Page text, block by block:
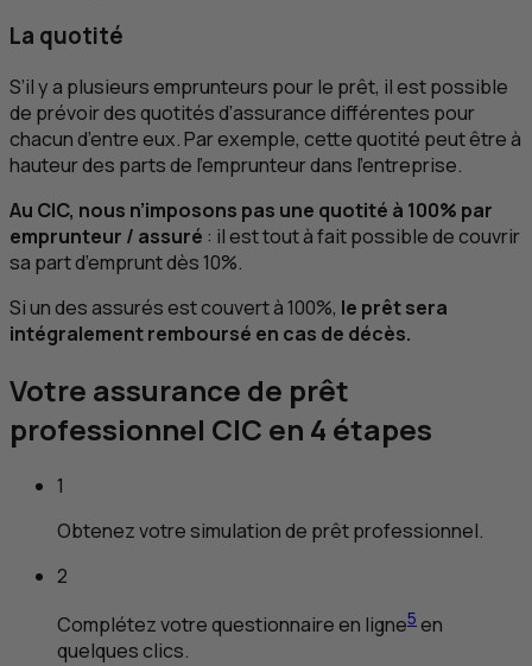
La quotité
S’il y a plusieurs emprunteurs pour le prêt, il est possible
de prévoir des quotités d’assurance différentes pour
chacun d’entre eux. Par exemple, cette quotité peut être à
hauteur des parts de l’emprunteur dans l’entreprise.
Au CIC, nous n’imposons pas une quotité à 100% par
emprunteur / assuré : il est tout à fait possible de couvrir
sa part d’emprunt dès 10%.
Si un des assurés est couvert à 100%, le prêt sera
intégralement remboursé en cas de décès.
Votre assurance de prêt
professionnel CIC en 4 étapes
1
Obtenez votre simulation de prêt professionnel.
2
Complétez votre questionnaire en ligne5 en
quelques clics.